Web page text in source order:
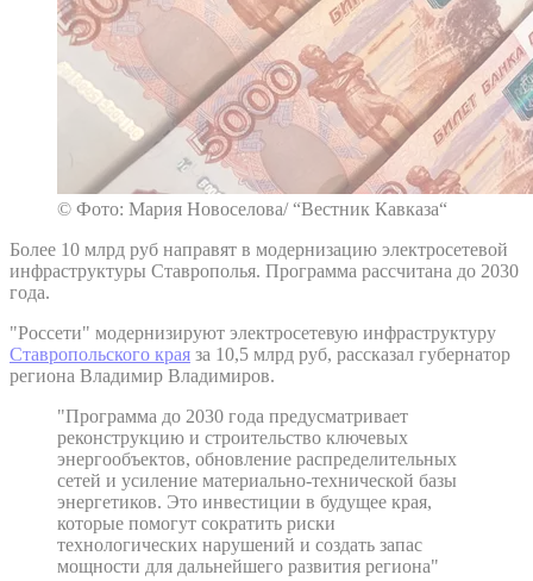
© Фото: Мария Новоселова/ “Вестник Кавказа“
Более 10 млрд руб направят в модернизацию электросетевой
инфраструктуры Ставрополья. Программа рассчитана до 2030
года.
"Россети" модернизируют электросетевую инфраструктуру
Ставропольского края за 10,5 млрд руб, рассказал губернатор
региона Владимир Владимиров.
"Программа до 2030 года предусматривает
реконструкцию и строительство ключевых
энергообъектов, обновление распределительных
сетей и усиление материально-технической базы
энергетиков. Это инвестиции в будущее края,
которые помогут сократить риски
технологических нарушений и создать запас
мощности для дальнейшего развития региона"